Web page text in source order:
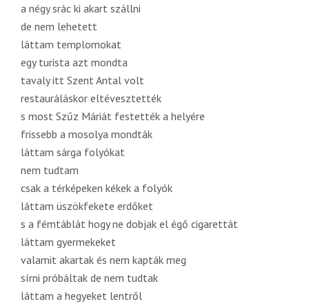
a négy srác ki akart szállni
de nem lehetett
láttam templomokat
egy turista azt mondta
tavaly itt Szent Antal volt
restauráláskor eltévesztették
s most Szűz Máriát festették a helyére
frissebb a mosolya mondták
láttam sárga folyókat
nem tudtam
csak a térképeken kékek a folyók
láttam üszökfekete erdőket
s a fémtáblát hogy ne dobjak el égő cigarettát
láttam gyermekeket
valamit akartak és nem kapták meg
sírni próbáltak de nem tudtak
láttam a hegyeket lentről